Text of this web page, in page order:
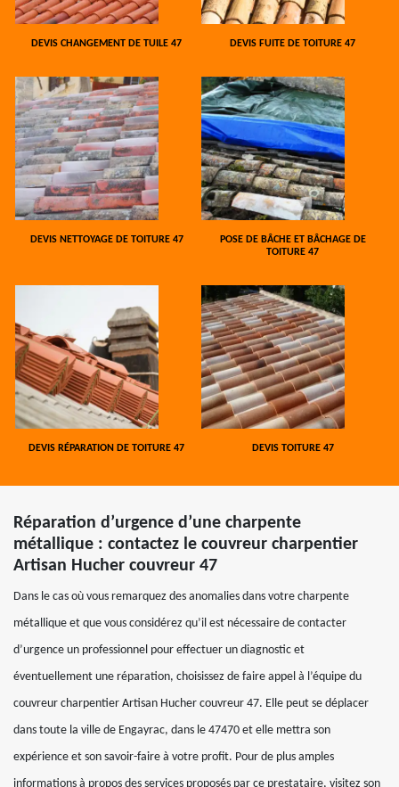
DEVIS CHANGEMENT DE TUILE 47 DEVIS FUITE DE TOITURE 47
DEVIS NETTOYAGE DE TOITURE 47
POSE DE BÂCHE ET BÂCHAGE DE
TOITURE 47
DEVIS RÉPARATION DE TOITURE 47 DEVIS TOITURE 47
Réparation d’urgence d’une charpente
métallique : contactez le couvreur charpentier
Artisan Hucher couvreur 47
Dans le cas où vous remarquez des anomalies dans votre charpente
métallique et que vous considérez qu’il est nécessaire de contacter
d’urgence un professionnel pour effectuer un diagnostic et
éventuellement une réparation, choisissez de faire appel à l’équipe du
couvreur charpentier Artisan Hucher couvreur 47. Elle peut se déplacer
dans toute la ville de Engayrac, dans le 47470 et elle mettra son
expérience et son savoir-faire à votre profit. Pour de plus amples
informations à propos des services proposés par ce prestataire, visitez son